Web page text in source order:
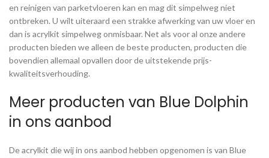
en reinigen van parketvloeren kan en mag dit simpelweg niet
ontbreken. U wilt uiteraard een strakke afwerking van uw vloer en
dan is acrylkit simpelweg onmisbaar. Net als voor al onze andere
producten bieden we alleen de beste producten, producten die
bovendien allemaal opvallen door de uitstekende prijs-
kwaliteitsverhouding.
Meer producten van Blue Dolphin
in ons aanbod
De acrylkit die wij in ons aanbod hebben opgenomen is van Blue